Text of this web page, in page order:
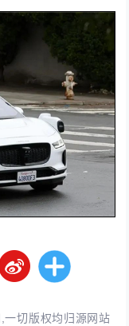
一切版权均归源网站